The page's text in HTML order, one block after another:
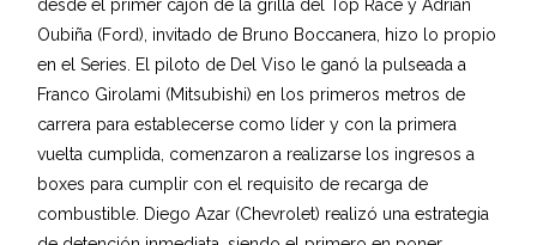
desde el primer cajón de la grilla del Top Race y Adrián
Oubiña (Ford), invitado de Bruno Boccanera, hizo lo propio
en el Series. El piloto de Del Viso le ganó la pulseada a
Franco Girolami (Mitsubishi) en los primeros metros de
carrera para establecerse como líder y con la primera
vuelta cumplida, comenzaron a realizarse los ingresos a
boxes para cumplir con el requisito de recarga de
combustible. Diego Azar (Chevrolet) realizó una estrategia